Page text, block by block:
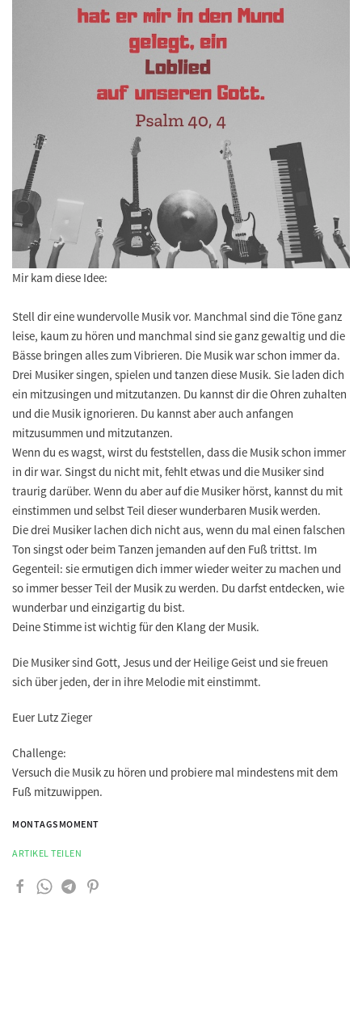
Mir kam diese Idee:
Stell dir eine wundervolle Musik vor. Manchmal sind die Töne ganz
leise, kaum zu hören und manchmal sind sie ganz gewaltig und die
Bässe bringen alles zum Vibrieren. Die Musik war schon immer da.
Drei Musiker singen, spielen und tanzen diese Musik. Sie laden dich
ein mitzusingen und mitzutanzen. Du kannst dir die Ohren zuhalten
und die Musik ignorieren. Du kannst aber auch anfangen
mitzusummen und mitzutanzen.
Wenn du es wagst, wirst du feststellen, dass die Musik schon immer
in dir war. Singst du nicht mit, fehlt etwas und die Musiker sind
traurig darüber. Wenn du aber auf die Musiker hörst, kannst du mit
einstimmen und selbst Teil dieser wunderbaren Musik werden.
Die drei Musiker lachen dich nicht aus, wenn du mal einen falschen
Ton singst oder beim Tanzen jemanden auf den Fuß trittst. Im
Gegenteil: sie ermutigen dich immer wieder weiter zu machen und
so immer besser Teil der Musik zu werden. Du darfst entdecken, wie
wunderbar und einzigartig du bist.
Deine Stimme ist wichtig für den Klang der Musik.
Die Musiker sind Gott, Jesus und der Heilige Geist und sie freuen
sich über jeden, der in ihre Melodie mit einstimmt.
Euer Lutz Zieger
Challenge:
Versuch die Musik zu hören und probiere mal mindestens mit dem
Fuß mitzuwippen.
MONTAGSMOMENT
ARTIKEL TEILEN